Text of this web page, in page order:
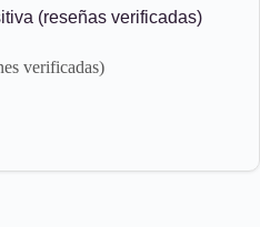
(reseñas verificadas)
verificadas)